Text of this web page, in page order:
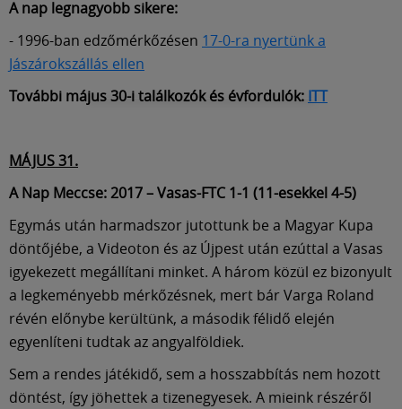
A nap legnagyobb sikere:
- 1996-ban edzőmérkőzésen 17-0-ra nyertünk a
Jászárokszállás ellen
További május 30-i találkozók és évfordulók: ITT
MÁJUS 31.
A Nap Meccse: 2017 – Vasas-FTC 1-1 (11-esekkel 4-5)
Egymás után harmadszor jutottunk be a Magyar Kupa
döntőjébe, a Videoton és az Újpest után ezúttal a Vasas
igyekezett megállítani minket. A három közül ez bizonyult
a legkeményebb mérkőzésnek, mert bár Varga Roland
révén előnybe kerültünk, a második félidő elején
egyenlíteni tudtak az angyalföldiek.
Sem a rendes játékidő, sem a hosszabbítás nem hozott
döntést, így jöhettek a tizenegyesek. A mieink részéről